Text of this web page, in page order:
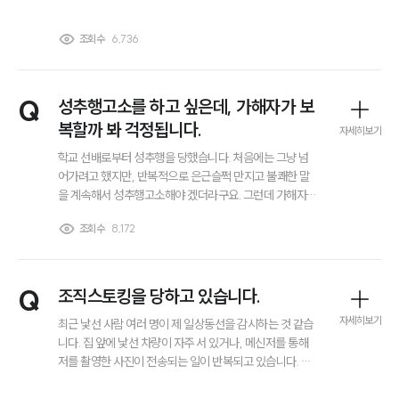
대륜법률상담예약
경우 경찰에 불법채권추심으로 신고해도 되는 건가요?
조회수 6,736
Q
성추행고소를 하고 싶은데, 가해자가 보
복할까 봐 걱정됩니다.
학교 선배로부터 성추행을 당했습니다. 처음에는 그냥 넘
어가려고 했지만, 반복적으로 은근슬쩍 만지고 불쾌한 말
을 계속해서 성추행고소해야 겠더라구요. 그런데 가해자가
고 집 근처에 찾아올까봐 너무 불안합니다. 성추행고소를
조회수 8,172
자세히보기
Q 조직스토킹을 당하고 있습니다.
최근 낯선 사람 여러 명이 제 일상동선을 감시하는 것 같습
니다. 집 앞에 낯선 차량이 자주 서 있거나, 메신저를 통해
저를 촬영한 사진이 전송되는 일이 반복되고 있습니다. 혼
자세히보기